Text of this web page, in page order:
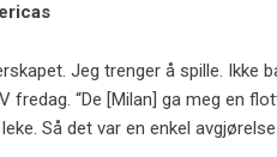
Jeg trenger å spille. Ikke
fredag. “De [Milan] ga meg en
Så det var en enkel avgjørelse